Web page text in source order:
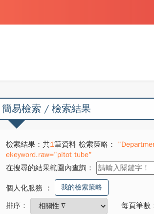
簡易檢索 / 檢索結果
檢索結果：共1筆資料 檢索策略：
ekeyword.raw="pitot tube"
在搜尋的結果範圍內查詢：
個人化服務 ： 我的檢索策略
排序： 每頁筆數